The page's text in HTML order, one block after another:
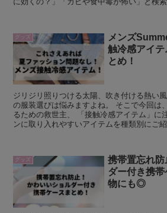
グッズ
メンズ
触冷感アイテ
とめ！
ジリジリ照りつける太陽、吹き付ける熱い
の服装選びは悩みますよね。 そこで今回は
るための救世主、 「接触冷感アイテム」に
ンに取り入れやすいアイテムを種類別にご
グッズ
携帯置忘れ
ダー付き携
物にも◎